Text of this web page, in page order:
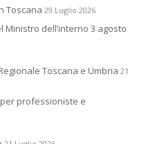
Toscana 29 Luglio 2026
Ministro dell’interno 3 agosto
Toscana e Umbria 21
professioniste e